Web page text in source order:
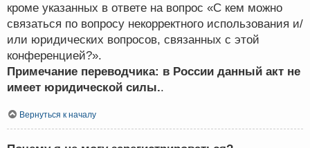
кроме указанных в ответе на вопрос «С кем можно
связаться по вопросу некорректного использования и/
или юридических вопросов, связанных с этой
конференцией?».
Примечание переводчика: в России данный акт не
имеет юридической силы..
Вернуться к началу